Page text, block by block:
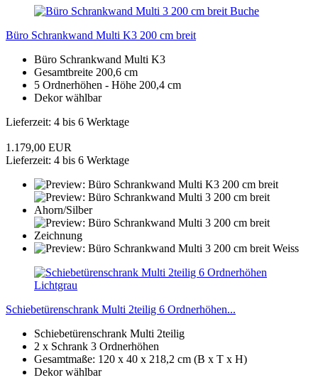
Büro Schrankwand Multi K3 200 cm breit
Büro Schrankwand Multi K3
Gesamtbreite 200,6 cm
5 Ordnerhöhen - Höhe 200,4 cm
Dekor wählbar
Lieferzeit: 4 bis 6 Werktage
1.179,00 EUR
Lieferzeit: 4 bis 6 Werktage
Schiebetürenschrank Multi 2teilig 6 Ordnerhöhen...
Schiebetürenschrank Multi 2teilig
2 x Schrank 3 Ordnerhöhen
Gesamtmaße: 120 x 40 x 218,2 cm (B x T x H)
Dekor wählbar